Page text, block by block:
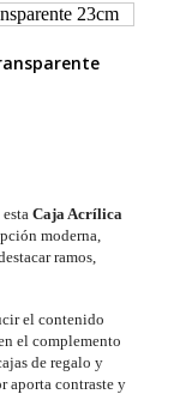
Caja Acrílica
moderna,
ramos,
el contenido
el complemento
de regalo y
aporta contraste y